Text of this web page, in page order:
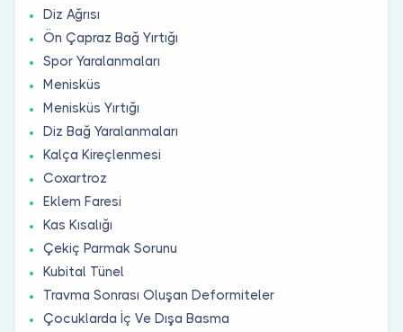
Diz Ağrısı
Ön Çapraz Bağ Yırtığı
Spor Yaralanmaları
Menisküs
Menisküs Yırtığı
Diz Bağ Yaralanmaları
Kalça Kireçlenmesi
Coxartroz
Eklem Faresi
Kas Kısalığı
Çekiç Parmak Sorunu
Kubital Tünel
Travma Sonrası Oluşan Deformiteler
Çocuklarda İç Ve Dışa Basma